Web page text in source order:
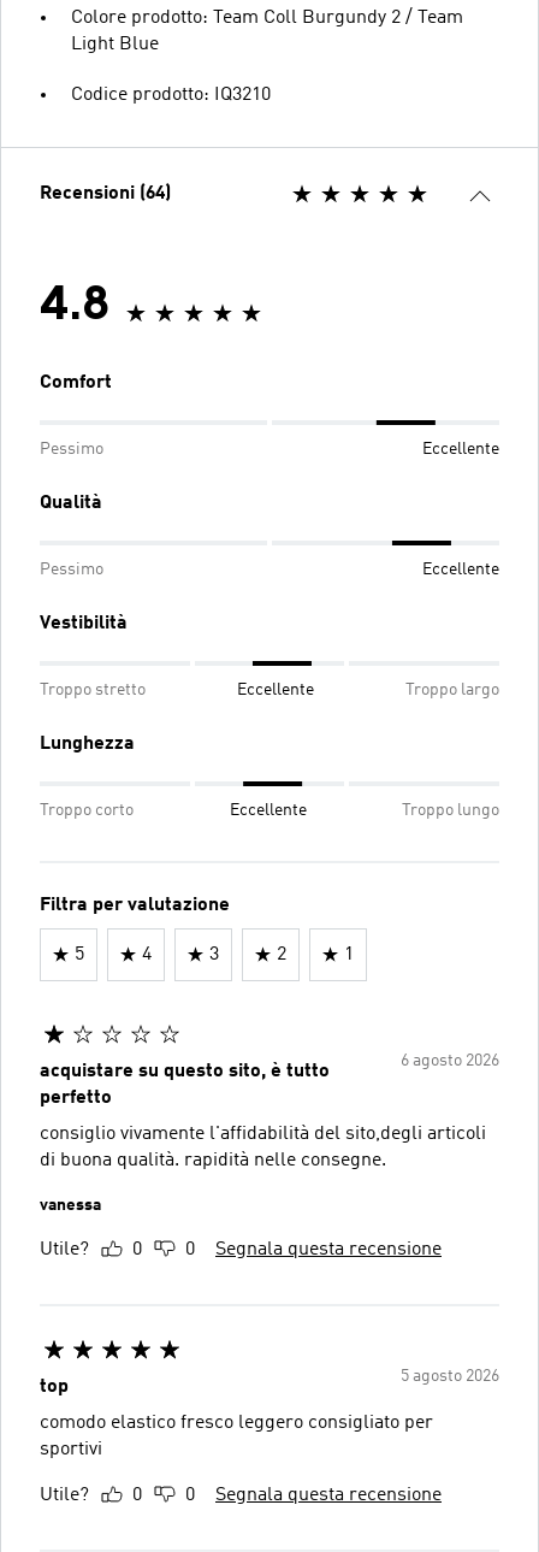
Colore prodotto: Team Coll Burgundy 2 / Team
Light Blue
Codice prodotto: IQ3210
Recensioni (64)
4.8
Comfort
Pessimo Eccellente
Qualità
Pessimo Eccellente
Vestibilità
Troppo stretto Eccellente Troppo largo
Lunghezza
Troppo corto Eccellente Troppo lungo
Filtra per valutazione
5 4 3 2 1
6 agosto 2026
acquistare su questo sito, è tutto
perfetto
consiglio vivamente l'affidabilità del sito,degli articoli
di buona qualità. rapidità nelle consegne.
vanessa
Utile? 0 0 Segnala questa recensione
5 agosto 2026
top
comodo elastico fresco leggero consigliato per
sportivi
Utile? 0 0 Segnala questa recensione